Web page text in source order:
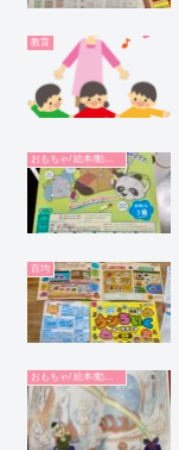
教育
おもちゃ/ 絵本/動画/教材
百均
おもちゃ/ 絵本/動画/教材